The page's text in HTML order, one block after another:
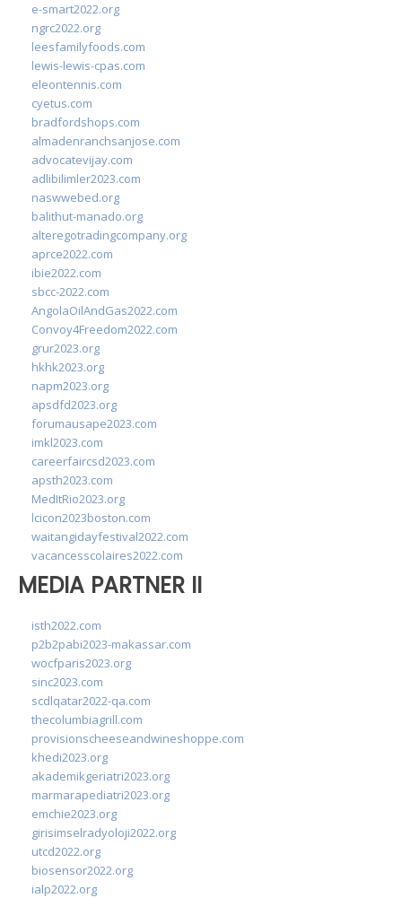
e-smart2022.org
ngrc2022.org
leesfamilyfoods.com
lewis-lewis-cpas.com
eleontennis.com
cyetus.com
bradfordshops.com
almadenranchsanjose.com
advocatevijay.com
adlibilimler2023.com
naswwebed.org
balithut-manado.org
alteregotradingcompany.org
aprce2022.com
ibie2022.com
sbcc-2022.com
AngolaOilAndGas2022.com
Convoy4Freedom2022.com
grur2023.org
hkhk2023.org
napm2023.org
apsdfd2023.org
forumausape2023.com
imkl2023.com
careerfaircsd2023.com
apsth2023.com
MedItRio2023.org
lcicon2023boston.com
waitangidayfestival2022.com
vacancesscolaires2022.com
MEDIA PARTNER II
isth2022.com
p2b2pabi2023-makassar.com
wocfparis2023.org
sinc2023.com
scdlqatar2022-qa.com
thecolumbiagrill.com
provisionscheeseandwineshoppe.com
khedi2023.org
akademikgeriatri2023.org
marmarapediatri2023.org
emchie2023.org
girisimselradyoloji2022.org
utcd2022.org
biosensor2022.org
ialp2022.org